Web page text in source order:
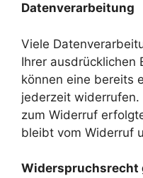
Datenverarbeitung
Viele
Ihrer ausdrücklichen
können eine bereits
jederzeit widerrufen.
zum Widerruf
bleibt vom Widerruf
Widerspruchsrecht